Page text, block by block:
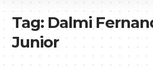
Tag: Dalmi
Junior